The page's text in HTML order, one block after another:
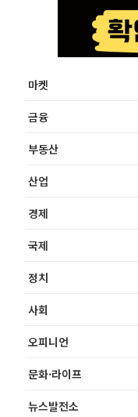
마켓
금융
부동산
산업
경제
국제
정치
사회
오피니언
문화·라이프
뉴스발전소